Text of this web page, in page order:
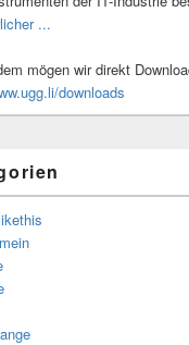
...
mögen wir direkt
downloads